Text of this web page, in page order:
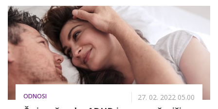
preprosto ne želijo. To nam je v ekskluzivnem
pogovoru pred začetkom šova zaupala tudi Martina
Majerle, a ji je zvezdniška ruleta namenila prav to.
ODNOSI 27. 02. 2022 05.00